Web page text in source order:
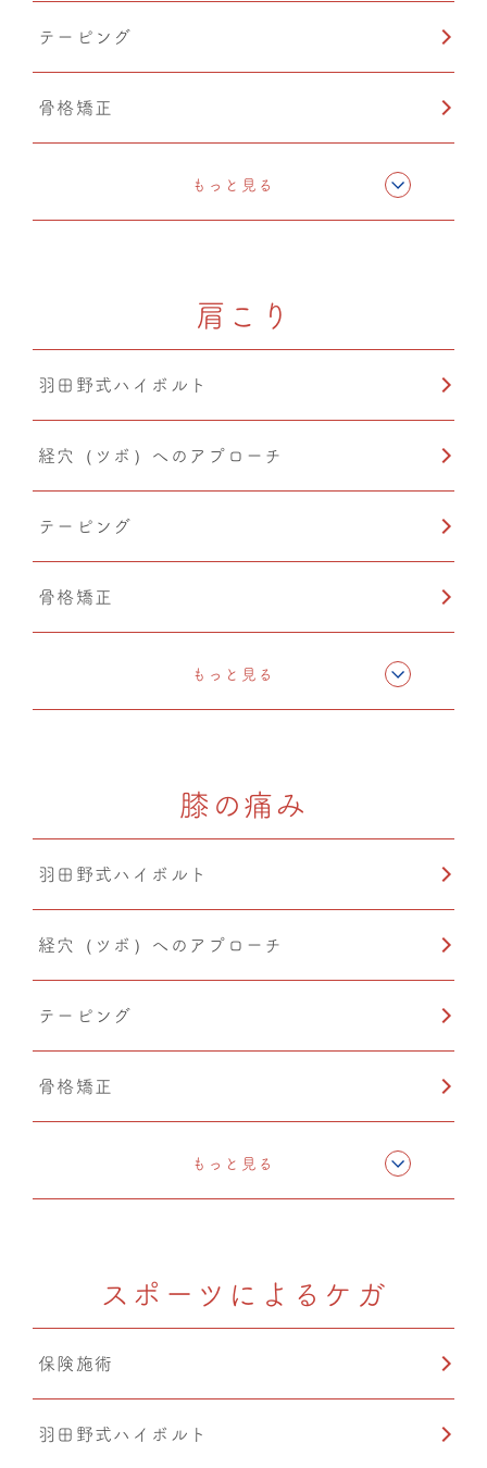
テーピング
骨格矯正
ドレナージュ（EHD・DPL）
もっと見る
肩こり
羽田野式ハイボルト
経穴（ツボ）へのアプローチ
テーピング
骨格矯正
CMC筋膜ストレッチ（リリース）
PIA(ピア)
もっと見る
膝の痛み
羽田野式ハイボルト
経穴（ツボ）へのアプローチ
テーピング
骨格矯正
CMC筋膜ストレッチ（リリース）
カッピング
もっと見る
スポーツによるケガ
保険施術
羽田野式ハイボルト